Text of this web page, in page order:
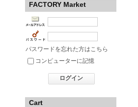
FACTORY Market
パスワードを忘れた方はこちら
コンピューターに記憶
ログイン
Cart